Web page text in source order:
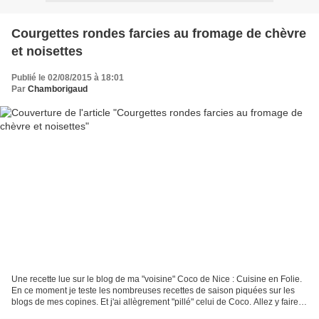
Courgettes rondes farcies au fromage de chèvre
et noisettes
Publié le 02/08/2015 à 18:01
Par Chamborigaud
Une recette lue sur le blog de ma "voisine" Coco de Nice : Cuisine en Folie.
En ce moment je teste les nombreuses recettes de saison piquées sur les
blogs de mes copines. Et j'ai allègrement "pillé" celui de Coco. Allez y faire